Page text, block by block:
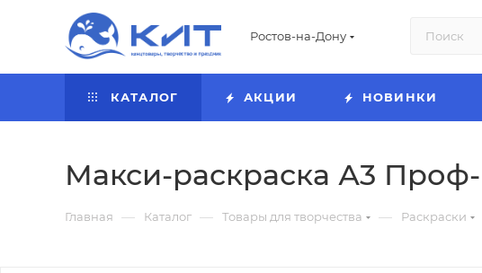
Ростов-на-Дону
КАТАЛОГ АКЦИИ НОВИНКИ
Макси-раскраска А3
Главная — Каталог — Товары для творчества — Раскраски